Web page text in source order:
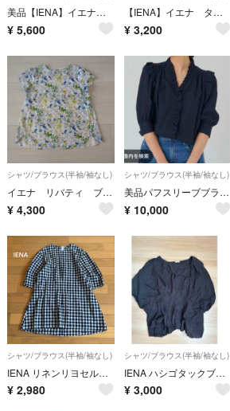
美品【IENA】イエナ シアーポンチョ ブラウス 日本製 半袖
¥ 5,600
【IENA】イエナ タイプライターニュアンスプルオーバー 日本製
¥ 3,200
シャツ/ブラウス(半袖/袖なし)
イエナ リバティ ブラウス
¥ 4,300
シャツ/ブラウス(半袖/袖なし)
美品パフスリーブブラウス IENA
¥ 10,000
シャツ/ブラウス(半袖/袖なし)
IENA リネンリヨセルフォルムブラウス チェックブラウス サイズF
¥ 2,980
シャツ/ブラウス(半袖/袖なし)
IENA ハシゴタックブラウス ブラック ブラウス
¥ 3,000